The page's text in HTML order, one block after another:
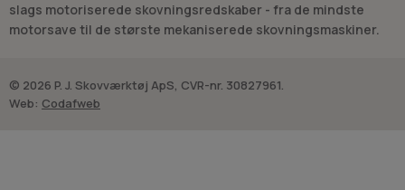
slags motoriserede skovningsredskaber - fra de mindste
motorsave til de største mekaniserede skovningsmaskiner.
© 2026 P. J. Skovværktøj ApS, CVR-nr. 30827961.
Web: Codafweb